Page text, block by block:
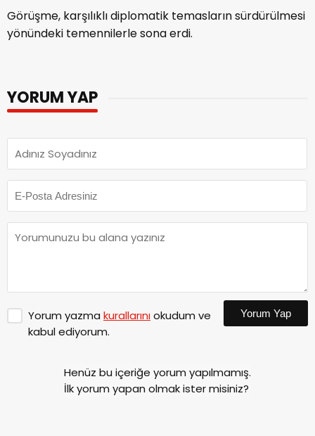
Görüşme, karşılıklı diplomatik temasların sürdürülmesi
yönündeki temennilerle sona erdi.
YORUM YAP
Yorum yazma kurallarınıokudum ve
kabul ediyorum.
Yorum Yap
Henüz bu içeriğe yorum yapılmamış.
İlk yorum yapan olmak ister misiniz?